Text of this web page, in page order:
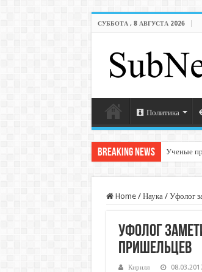
СУББОТА , 8 АВГУСТА 2026
Политика
Breaking News Ученые
Home / Наука / Уфолог
Уфолог
пришельцев
Кирилл